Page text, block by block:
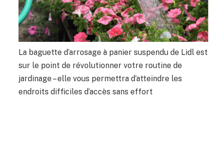
La baguette d’arrosage à panier suspendu de Lidl est
sur le point de révolutionner votre routine de
jardinage – elle vous permettra d’atteindre les
endroits difficiles d’accès sans effort